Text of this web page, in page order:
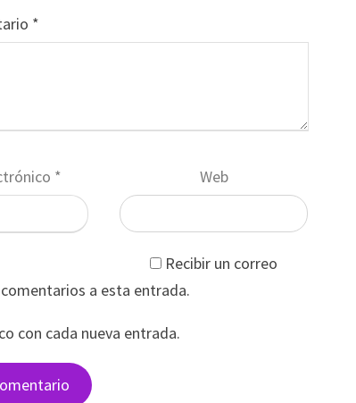
*
* Web
Recibir un correo
a esta entrada.
con cada nueva entrada.